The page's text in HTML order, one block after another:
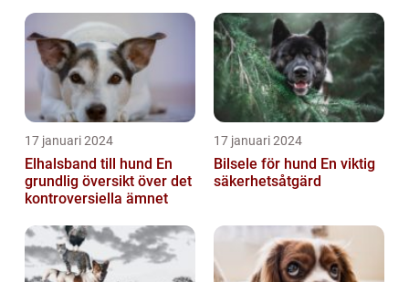
17 januari 2024
Elhalsband till hund En
grundlig översikt över det
kontroversiella ämnet
17 januari 2024
Bilsele för hund En viktig
säkerhetsåtgärd